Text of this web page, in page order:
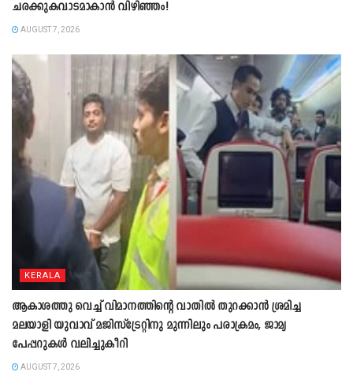
ചരക്കുകവാടമാകാൻ വിഴിഞ്ഞം!
AUGUST 7, 2026
KERALA
ആകാശത്തു വെച്ച് വിമാനത്തിന്റെ വാതില്‍ തുറക്കാന്‍ ശ്രമിച്ച
മലയാളി യുവാവ് മജിസ്ട്രേറ്റിനു മുന്നിലും പരാക്രമം, ജാമ്യ
പേപ്പറുകൾ വലിച്ചുകീറി
AUGUST 7, 2026